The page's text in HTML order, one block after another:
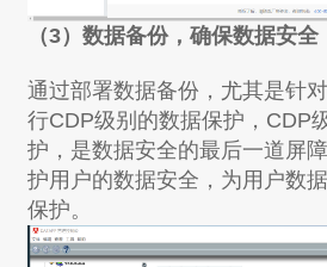
（3）数据备份，确保数据安全
通过部署数据备份，尤其是针
行CDP级别的数据保护，CDP
护，是数据安全的最后一道屏
护用户的数据安全，为用户数
保护。